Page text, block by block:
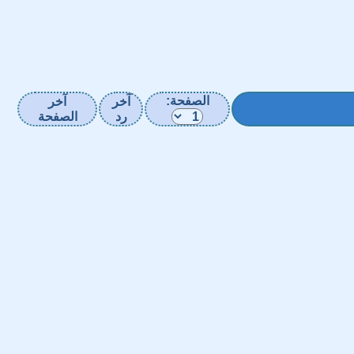
الصفحة:
آخر
رد
آخر
الصفحة